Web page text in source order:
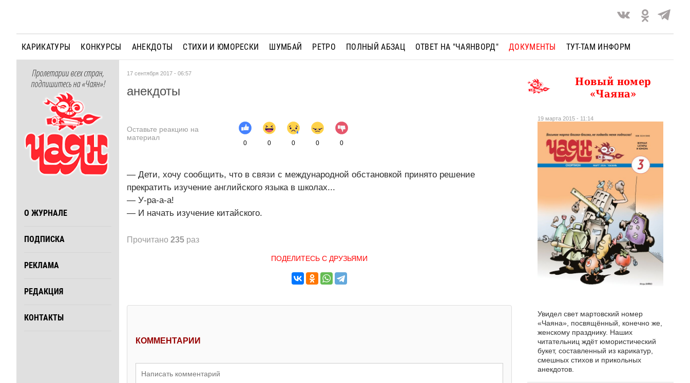
КАРИКАТУРЫ КОНКУРСЫ АНЕКДОТЫ СТИХИ И ЮМОРЕСКИ ШУМБАЙ РЕТРО ПОЛНЫЙ АБЗАЦ ОТВЕТ НА "ЧАЯНВОРД" ДОКУМЕНТЫ ТУТ-ТАМ ИНФОРМ
Пролетарии всех стран,
подпишитесь на «Чаян»!
О ЖУРНАЛЕ
ПОДПИСКА
РЕКЛАМА
РЕДАКЦИЯ
КОНТАКТЫ
17 сентября 2017 - 06:57
анекдоты
Оставьте реакцию на
материал
0 0 0 0 0
— Дети, хочу сообщить, что в связи с международной обстановкой принято решение
прекратить изучение английского языка в школах...
— У-ра-а-а!
— И начать изучение китайского.
Прочитано 235 раз
ПОДЕЛИТЕСЬ С ДРУЗЬЯМИ
КОММЕНТАРИИ
Новый номер
«Чаяна»
19 марта 2015 - 11:14
Увидел свет мартовский номер
«Чаяна», посвящённый, конечно же,
женскому празднику. Наших
читательниц ждёт юмористический
букет, составленный из карикатур,
смешных стихов и прикольных
анекдотов.